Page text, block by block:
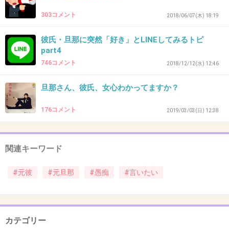
ケダモノ・ボッコ・ろくでなし・ＶＸガス・ヒ素・青酸・監獄・獄門・さらし
首。
放射性廃棄物・余命１年・アク・割れたコップ・精神年齢７歳・３審は必要な
し。
不良品、規格外、欠陥品、不要物、埃、掃き溜め、吹き溜まり、塵埃、インチ
キ。
ファッキン、ガッデム、サノバビッチ、シット、ブルシット、ボロ、ボッコ、
妄信。
狂信者、有害物質、毒薬、猛毒、発ガン物質、誇大妄想狂。
腐って歪んだプライドの持ち主、狭量、ボケ、ボケナス、アホンダラ、たわ
怠け者、無能、無脳、脳軟化症、思考停止、アメーバ、単細胞、蠅、蚊、カ
腐敗、膿、下劣、下等生物、劣等種族、クレイジー、マッド、ストーカー。
大虐殺者。ナチスドイツ、731部隊、ポルポト派らと同類。
そして、こんな悪口を言うために労力を使う価値もないクズ
303コメント 2018/06/07(木) 18:19
彼氏・旦那に突然「好き」とLINEしてみるトピ
part4
746コメント 2018/12/12(水) 12:46
旦那さん、彼氏、女心わかってますか？
176コメント 2019/03/03(日) 12:38
関連キーワード
#元彼 #元旦那 #愚痴 #言いたい
カテゴリー